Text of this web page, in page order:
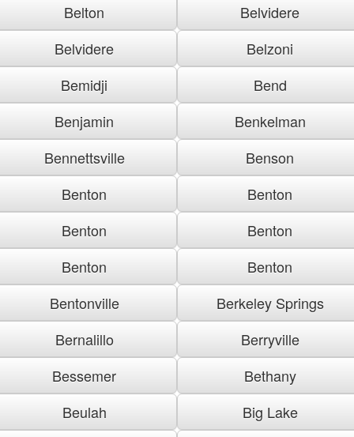
Belton
Belvidere
Belvidere
Belzoni
Bemidji
Bend
Benjamin
Benkelman
Bennettsville
Benson
Benton
Benton
Benton
Benton
Benton
Benton
Bentonville
Berkeley Springs
Bernalillo
Berryville
Bessemer
Bethany
Beulah
Big Lake